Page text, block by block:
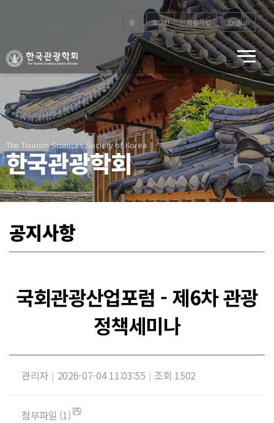
홈 로그인 회원가입 English
The Tourism Sciences Society of Korea
한국관광학회
공지사항
국회관광산업포럼 - 제6차 관광
정책세미나
관리자 | 2026-07-04 11:03:55 | 조회 1502
첨부파일 (1)